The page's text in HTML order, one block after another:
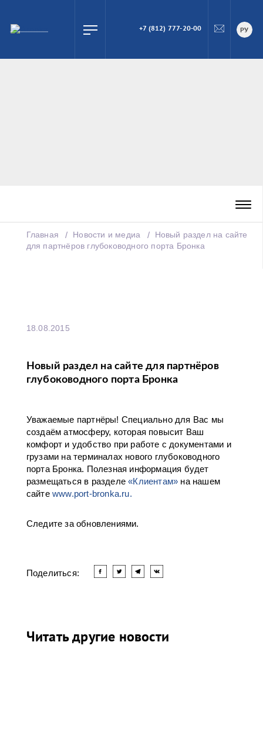
ПОИСК
+7 (812) 777-20-00 РУ
Главная Новости и медиа
Новый раздел на сайте
для партнёров глубоководного порта Бронка
18.08.2015
Новый раздел на сайте для партнёров
глубоководного порта Бронка
Уважаемые партнёры! Специально для Вас мы
создаём атмосферу, которая повысит Ваш
комфорт и удобство при работе с документами и
грузами на терминалах нового глубоководного
порта Бронка. Полезная информация будет
размещаться в разделе«Клиентам» на нашем
сайте www.port-bronka.ru.
Следите за обновлениями.
Поделиться:
Читать другие новости